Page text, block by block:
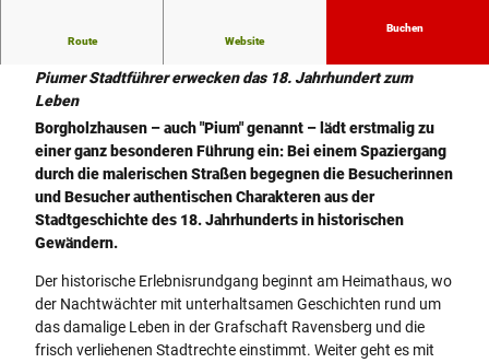
Route Website
Buchen
Historische Erlebnisführung in Borgholzhausen
Piumer Stadtführer erwecken das 18. Jahrhundert zum
Leben
Borgholzhausen – auch "Pium" genannt – lädt erstmalig zu
einer ganz besonderen Führung ein: Bei einem Spaziergang
durch die malerischen Straßen begegnen die Besucherinnen
und Besucher authentischen Charakteren aus der
Stadtgeschichte des 18. Jahrhunderts in historischen
Gewändern.
Der historische Erlebnisrundgang beginnt am Heimathaus, wo
der Nachtwächter mit unterhaltsamen Geschichten rund um
das damalige Leben in der Grafschaft Ravensberg und die
frisch verliehenen Stadtrechte einstimmt. Weiter geht es mit